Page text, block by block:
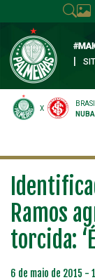
X
Ramos
torcida:
6 de maio de 2015 -